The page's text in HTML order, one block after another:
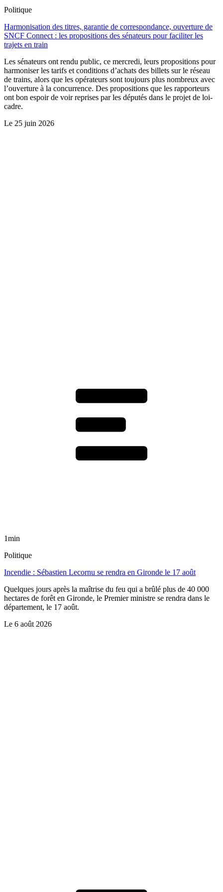
Politique
Harmonisation des titres, garantie de correspondance, ouverture de
SNCF Connect : les propositions des sénateurs pour faciliter les
trajets en train
Les sénateurs ont rendu public, ce mercredi, leurs propositions pour
harmoniser les tarifs et conditions d’achats des billets sur le réseau
de trains, alors que les opérateurs sont toujours plus nombreux avec
l’ouverture à la concurrence. Des propositions que les rapporteurs
ont bon espoir de voir reprises par les députés dans le projet de loi-
cadre.
Le 25 juin 2026
1min
Politique
Incendie : Sébastien Lecornu se rendra en Gironde le 17 août
Quelques jours après la maîtrise du feu qui a brûlé plus de 40 000
hectares de forêt en Gironde, le Premier ministre se rendra dans le
département, le 17 août.
Le 6 août 2026